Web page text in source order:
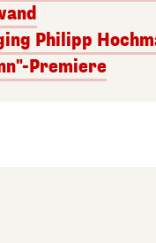
Philipp
Premiere